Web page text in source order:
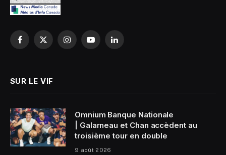
Facebook
X
InstagramYouTubeLinkedIn
SUR LE VIF
Omnium Banque Nationale
| Galarneau et Chan accèdent au
troisième tour en double
9 août 2026